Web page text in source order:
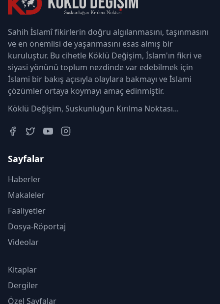
Sahih İslamî fikirlerin doğru algılanmasını, taşınmasını
ve en önemlisi de yaşanmasını esas almış bir
kuruluştur. Bu cihetle Köklü Değişim, İslam'ın fikri ve
siyasi yönünü toplum nezdinde var edebilmek için
İslami bir bakış açısıyla olaylara bakmayı ve İslami
çözümler ortaya koymayı amaç edinmiştir.
Köklü Değişim, Suskunluğun Kırılma Noktası...
Sayfalar
Haberler
Makaleler
Faaliyetler
Dosya-Röportaj
Videolar
Kitaplar
Dergiler
Özel Sayfalar